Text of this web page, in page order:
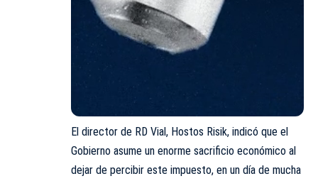
El director de RD Vial, Hostos Risik, indicó que el
Gobierno asume un enorme sacrificio económico al
dejar de percibir este impuesto, en un día de mucha